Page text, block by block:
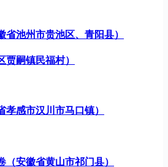
池州市贵池区、青阳县）
嗣镇民福村）
感市汉川市马口镇）
（安徽省黄山市祁门县）